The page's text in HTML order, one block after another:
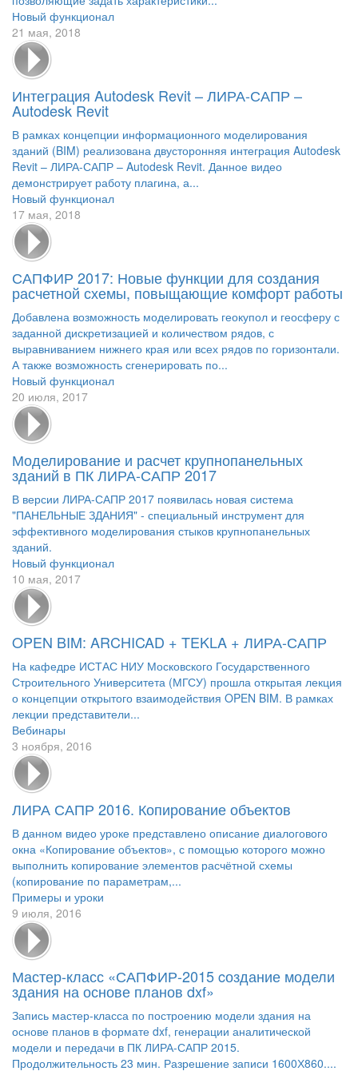
Новый функционал
21 мая, 2018
Интеграция Autodesk Revit – ЛИРА-САПР –
Autodesk Revit
В рамках концепции информационного моделирования
зданий (BIM) реализована двусторонняя интеграция Autodesk
Revit – ЛИРА-САПР – Autodesk Revit. Данное видео
демонстрирует работу плагина, а...
Новый функционал
17 мая, 2018
САПФИР 2017: Новые функции для создания
расчетной схемы, повыщающие комфорт работы
Добавлена возможность моделировать геокупол и геосферу с
заданной дискретизацией и количеством рядов, с
выравниванием нижнего края или всех рядов по горизонтали.
А также возможность сгенерировать по...
Новый функционал
20 июля, 2017
Моделирование и расчет крупнопанельных
зданий в ПК ЛИРА-САПР 2017
В версии ЛИРА-САПР 2017 появилась новая система
"ПАНЕЛЬНЫЕ ЗДАНИЯ" - специальный инструмент для
эффективного моделирования стыков крупнопанельных
зданий.
Новый функционал
10 мая, 2017
OPEN BIM: ARCHICAD + TEKLA + ЛИРА-САПР
На кафедре ИСТАС НИУ Московского Государственного
Строительного Университета (МГСУ) прошла открытая лекция
о концепции открытого взаимодействия OPEN BIM. В рамках
лекции представители...
Вебинары
3 ноября, 2016
ЛИРА САПР 2016. Копирование объектов
В данном видео уроке представлено описание диалогового
окна «Копирование объектов», с помощью которого можно
выполнить копирование элементов расчётной схемы
(копирование по параметрам,...
Примеры и уроки
9 июля, 2016
Мастер-класс «САПФИР-2015 cоздание модели
здания на основе планов dxf»
Запись мастер-класса по построению модели здания на
основе планов в формате dxf, генерации аналитической
модели и передачи в ПК ЛИРА-САПР 2015.
Продолжительность 23 мин. Разрешение записи 1600Х860....